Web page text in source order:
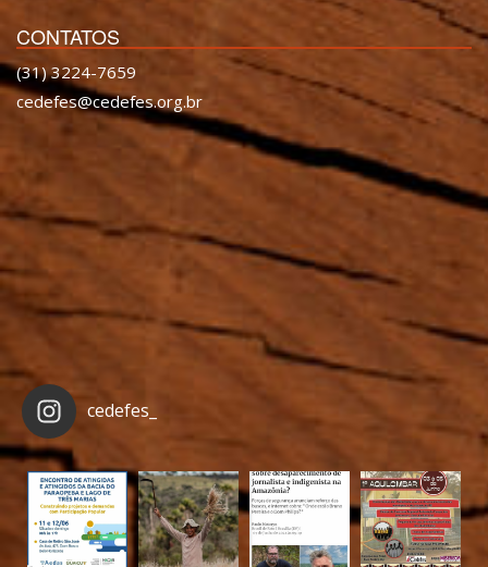
CONTATOS
(31) 3224-7659
cedefes@cedefes.org.br
cedefes_